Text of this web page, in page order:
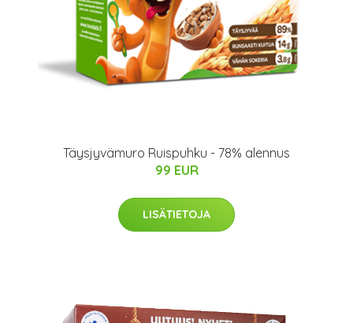
Täysjyvämuro Ruispuhku - 78% alennus
99 EUR
LISÄTIETOJA